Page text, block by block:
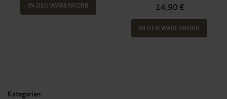
IN DEN WARENKORB 14,90 €
IN DEN WARENKORB
Kategorien